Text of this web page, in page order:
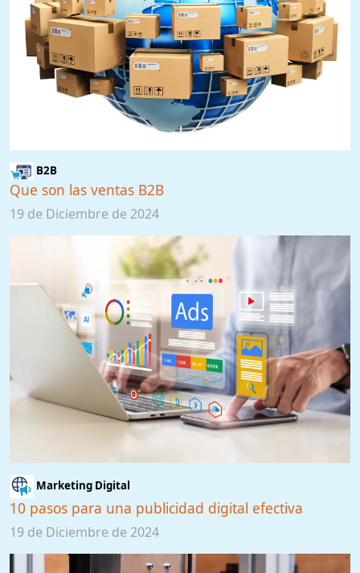
B2B
Que son las ventas B2B
19 de Diciembre de 2024
Marketing Digital
10 pasos para una publicidad digital efectiva
19 de Diciembre de 2024